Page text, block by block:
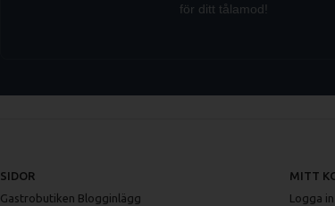
för ditt tålamod!
SIDOR
Gastrobutiken Blogginlägg
MITT
Logga in